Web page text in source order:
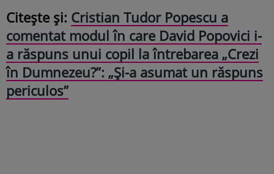
Citește și: Cristian Tudor Popescu a
comentat modul în care David Popovici i-
a răspuns unui copil la întrebarea „Crezi
în Dumnezeu?”: „Și-a asumat un răspuns
periculos”